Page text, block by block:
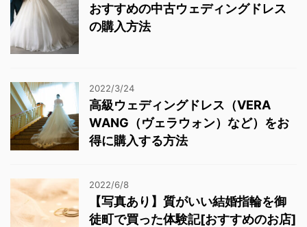
おすすめの中古ウェディングドレス
の購入方法
2022/3/24
高級ウェディングドレス（VERA
WANG（ヴェラウォン）など）をお
得に購入する方法
2022/6/8
【写真あり】質がいい結婚指輪を御
徒町で買った体験記[おすすめのお店]